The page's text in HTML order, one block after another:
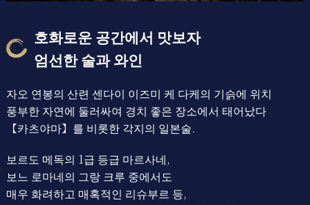
호화로운 공간에서 맛보자
엄선한 술과 와인
자오 연봉의 산련 센다이 이즈미 케 다케의 기슭에 위치
풍부한 자연에 둘러싸여 경치 좋은 장소에서 태어났다
【카츠야마】를 비롯한 각지의 일본술.
보르도 메독의 1급 등급 마르사네,
보느 로마네의 그랑 크루 중에서도
매우 화려하고 매혹적인 리슈부르 등,